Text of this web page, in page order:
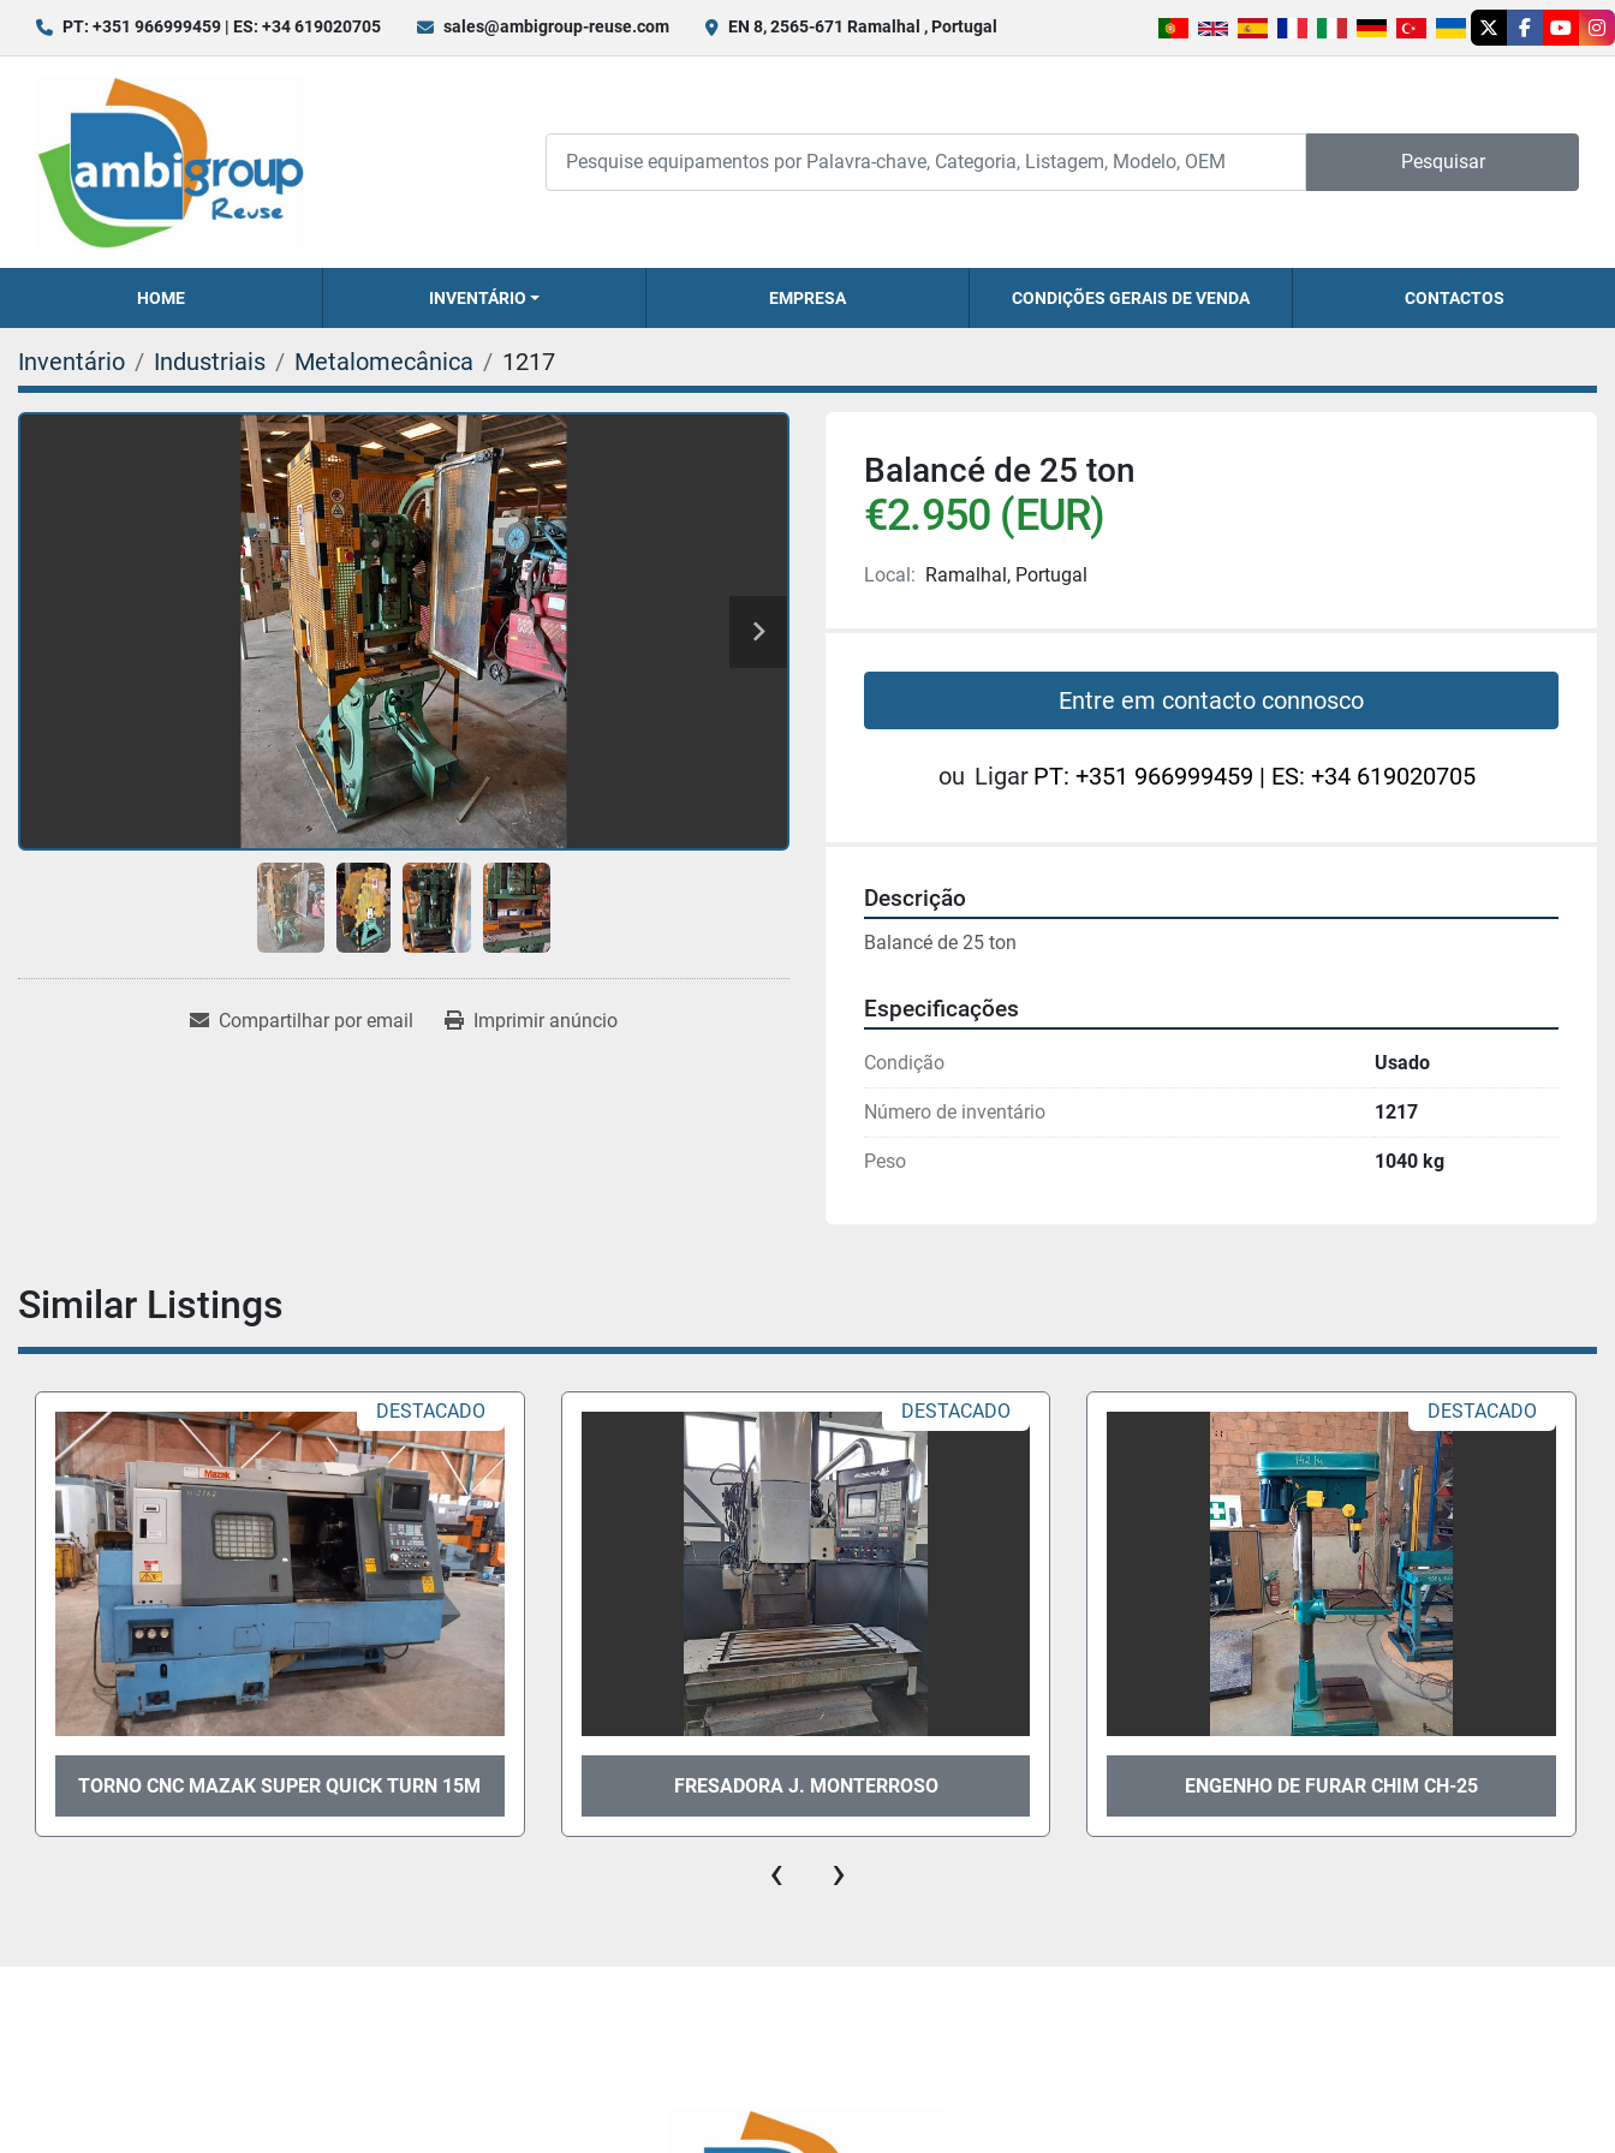
PT: +351 966999459 | ES: +34 619020705 sales@ambigroup-reuse.com EN 8, 2565-671 Ramalhal , Portugal
twitterfacebook
Pesquisar
HOME INVENTÁRIO EMPRESA CONDIÇÕES GERAIS DE VENDA CONTACTOS
Inventário Industriais Metalomecânica 1217
Compartilhar por email Imprimir anúncio
Balancé de 25 ton
€2.950 (EUR)
Local: Ramalhal, Portugal
Entre em contacto connosco
ou Ligar PT: +351 966999459 | ES: +34 619020705
Descrição
Balancé de 25 ton
Especificações
Condição Usado
Número de inventário 1217
Peso 1040 kg
Similar Listings
DESTACADO
FRESADORA J. MONTERROSO
DESTACADO
ENGENHO DE FURAR CHIM CH-25
DESTACADO
MAQUINA TICO-TICO COUTH MC
‹ ›